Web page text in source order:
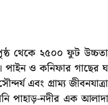
থেকে ২৫০০ ফুট
পাইন ও কনিফার গাছের
এবং গ্রাম্য
পাহাড়-নদীর এক